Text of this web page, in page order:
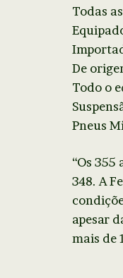
Todas
De
Todo o
Pneus
“Os
348. A
apesar
mais de